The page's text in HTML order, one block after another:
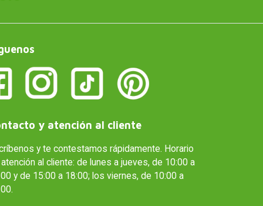
y atención al cliente
y te contestamos rápidamente. Horario
al cliente: de lunes a jueves, de 10:00 a
y de 15:00 a 18:00; los viernes, de 10:00 a